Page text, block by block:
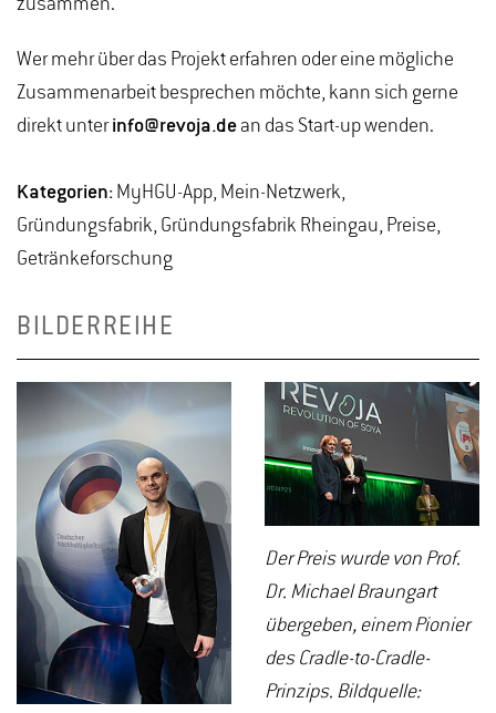
zusammen.
Wer mehr über das Projekt erfahren oder eine mögliche
Zusammenarbeit besprechen möchte, kann sich gerne
direkt unterinfo@revoja.de an das Start-up wenden.
Kategorien: MyHGU-App, Mein-Netzwerk,
Gründungsfabrik, Gründungsfabrik Rheingau, Preise,
Getränkeforschung
BILDERREIHE
Der Preis wurde von Prof.
Dr. Michael Braungart
übergeben, einem Pionier
des Cradle-to-Cradle-
Prinzips. Bildquelle: